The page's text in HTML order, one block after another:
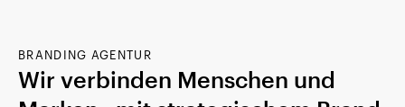
Prozess
BRANDING AGENTUR
Wir verbinden Menschen und